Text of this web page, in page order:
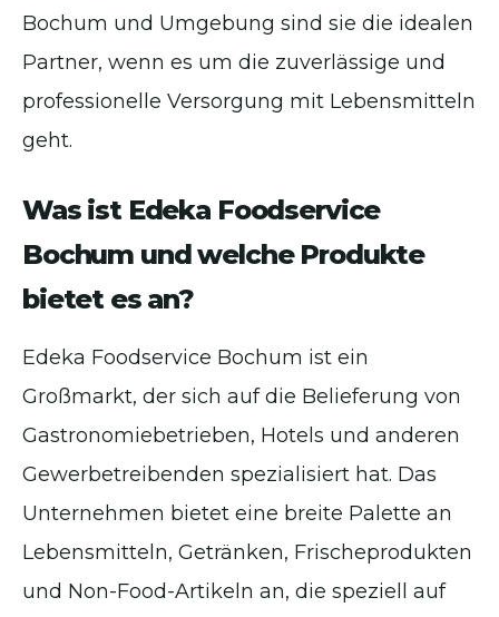
Bochum und Umgebung sind sie die idealen
Partner, wenn es um die zuverlässige und
professionelle Versorgung mit Lebensmitteln
geht.
Was ist Edeka Foodservice
Bochum und welche Produkte
bietet es an?
Edeka Foodservice Bochum ist ein
Großmarkt, der sich auf die Belieferung von
Gastronomiebetrieben, Hotels und anderen
Gewerbetreibenden spezialisiert hat. Das
Unternehmen bietet eine breite Palette an
Lebensmitteln, Getränken, Frischeprodukten
und Non-Food-Artikeln an, die speziell auf